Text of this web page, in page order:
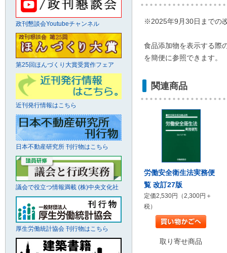
※2025年9月30日までの
食品添加物を表示する際
を簡便に参照できます。
関連商品
労働安全衛生法実務便
覧 改訂27版
定価2,530円（2,300円＋
税）
取り寄せ商品
政刊懇談会Youtubeチャンネル
第25回ほんづくり大賞受賞作フェア
近刊発行情報はこちら
日本不動産研究所 刊行物はこちら
議会で役立つ情報満載 (株)中央文化社
厚生労働統計協会 刊行物はこちら